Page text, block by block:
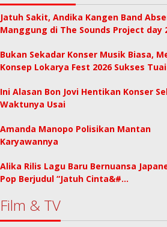
Jatuh Sakit, Andika Kangen Band
Manggung di The Sounds Project day
Bukan Sekadar Konser Musik Biasa,
Konsep Lokarya Fest 2026 Sukses
Ini Alasan Bon Jovi Hentikan Konser
Waktunya Usai
Amanda Manopo Polisikan Mantan
Karyawannya
Alika Rilis Lagu Baru Bernuansa
Pop Berjudul “Jatuh Cinta&#…
Film & TV